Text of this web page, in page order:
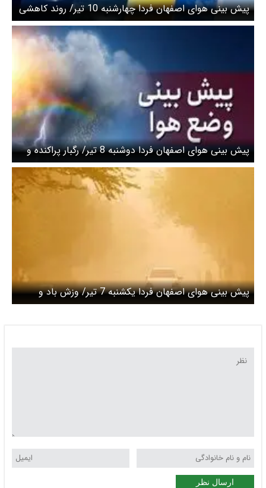
پیش بینی هوای اصفهان فردا چهارشنبه 10 تیر/ روند کاهشی
دما از فردا
پیش بینی هوای اصفهان فردا دوشنبه 8 تیر/ رگبار پراکنده و
توفان گردوخاک در راه است
پیش بینی هوای اصفهان فردا یکشنبه 7 تیر/ وزش باد و
گردخاک تا پایان هفته
ارسال نظر